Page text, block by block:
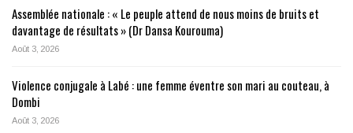
Assemblée nationale : « Le peuple attend de nous moins de bruits et
davantage de résultats » (Dr Dansa Kourouma)
Août 3, 2026
Violence conjugale à Labé : une femme éventre son mari au couteau, à
Dombi
Août 3, 2026